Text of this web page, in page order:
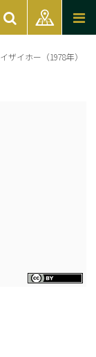
イザイホー（1978年）